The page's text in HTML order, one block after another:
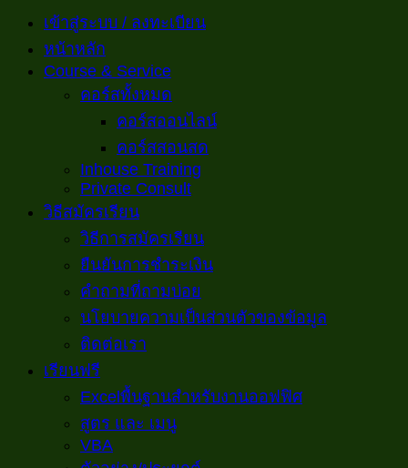
เข้าสู่ระบบ / ลงทะเบียน
หน้าหลัก
Course & Service
คอร์สทั้งหมด
คอร์สออนไลน์
คอร์สสอนสด
Inhouse Training
Private Consult
วิธีสมัครเรียน
วิธีการสมัครเรียน
ยืนยันการชำระเงิน
คำถามที่ถามบ่อย
นโยบายความเป็นส่วนตัวของข้อมูล
ติดต่อเรา
เรียนฟรี
Excelพื้นฐานสำหรับงานออฟฟิศ
สูตร และ เมนู
VBA